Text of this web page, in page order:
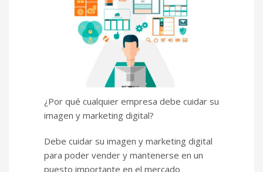
¿Por qué cualquier empresa debe cuidar su
imagen y marketing digital?
Debe cuidar su imagen y marketing digital
para poder vender y mantenerse en un
puesto importante en el mercado